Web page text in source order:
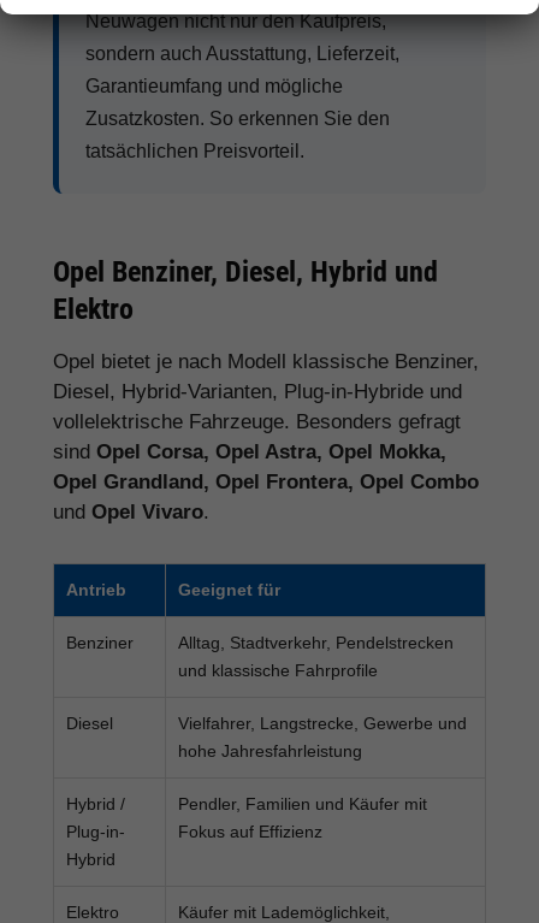
Neuwagen nicht nur den Kaufpreis,
sondern auch Ausstattung, Lieferzeit,
Garantieumfang und mögliche
Zusatzkosten. So erkennen Sie den
tatsächlichen Preisvorteil.
Opel Benziner, Diesel, Hybrid und
Elektro
Opel bietet je nach Modell klassische Benziner,
Diesel, Hybrid-Varianten, Plug-in-Hybride und
vollelektrische Fahrzeuge. Besonders gefragt
sind Opel Corsa, Opel Astra, Opel Mokka,
Opel Grandland, Opel Frontera, Opel Combo
und Opel Vivaro.
Antrieb Geeignet für
Benziner
Alltag, Stadtverkehr, Pendelstrecken
und klassische Fahrprofile
Diesel
Vielfahrer, Langstrecke, Gewerbe und
hohe Jahresfahrleistung
Hybrid /
Plug-in-
Hybrid
Pendler, Familien und Käufer mit
Fokus auf Effizienz
Elektro
Käufer mit Lademöglichkeit,